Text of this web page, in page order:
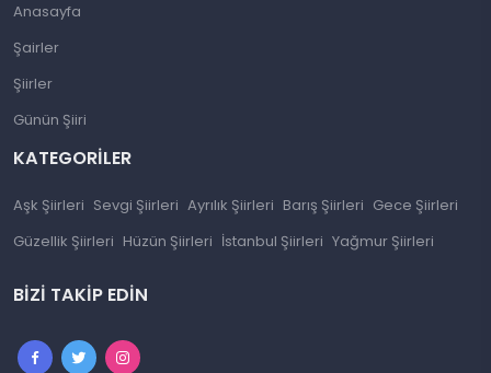
Anasayfa
Şairler
Şiirler
Günün Şiiri
KATEGORILER
Aşk Şiirleri Sevgi Şiirleri Ayrılık Şiirleri Barış Şiirleri Gece Şiirleri
Güzellik Şiirleri Hüzün Şiirleri İstanbul Şiirleri Yağmur Şiirleri
BIZI TAKIP EDIN